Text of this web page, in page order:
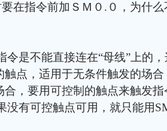
在指令前加ＳＭ０.０，为什
令是不能直接连在“母线”上的
触点，适用于无条件触发的场
合，要用可控制的触点来触发
没有可控触点可用，就只能用